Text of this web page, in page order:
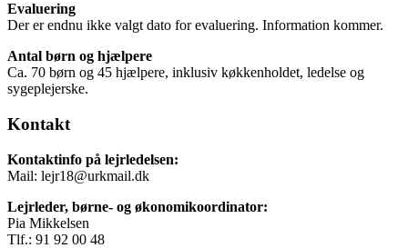
Evaluering
Der er endnu ikke valgt dato for evaluering. Information kommer.
Antal børn og hjælpere
Ca. 70 børn og 45 hjælpere, inklusiv køkkenholdet, ledelse og
sygeplejerske.
Kontakt
Kontaktinfo på lejrledelsen:
Mail: lejr18@urkmail.dk
Lejrleder, børne- og økonomikoordinator:
Pia Mikkelsen
Tlf.: 91 92 00 48